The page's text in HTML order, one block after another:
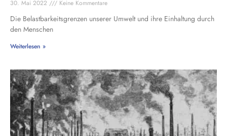
30. Mai 2022 Keine Kommentare
Die Belastbarkeitsgrenzen unserer Umwelt und ihre Einhaltung durch
den Menschen
Weiterlesen »